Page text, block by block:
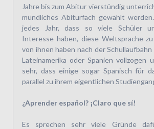
Jahre bis zum Abitur vierstündig
mündliches Abiturfach gewählt
jedes Jahr, dass so viele Schüler
Interesse haben, diese Weltsprache
von ihnen haben nach der
Lateinamerika oder Spanien vollzogen
sehr, dass einige sogar Spanisch für
parallel zu ihrem eigentlichen
¿Aprender español? ¡Claro que sí!
Es sprechen sehr viele Gründe